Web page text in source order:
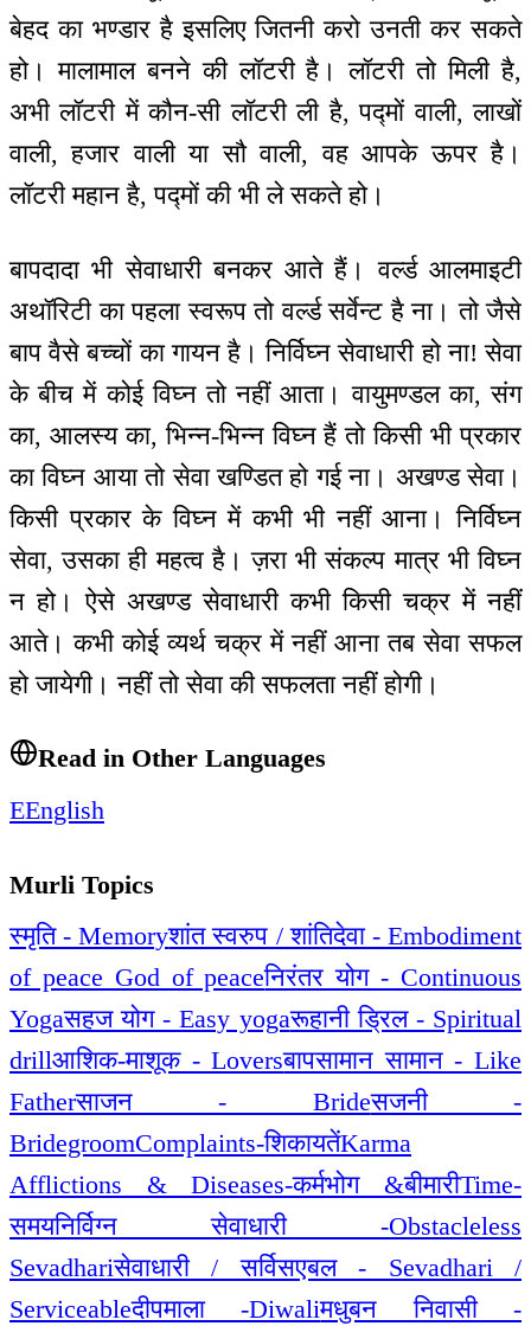
बेहद का भण्डार है इसलिए जितनी करो उनती कर सकते
हो। मालामाल बनने की लॉटरी है। लॉटरी तो मिली है,
अभी लॉटरी में कौन-सी लॉटरी ली है, पद्मों वाली, लाखों
वाली, हजार वाली या सौ वाली, वह आपके ऊपर है।
लॉटरी महान है, पद्मों की भी ले सकते हो।
बापदादा भी सेवाधारी बनकर आते हैं। वर्ल्ड आलमाइटी
अथॉरिटी का पहला स्वरूप तो वर्ल्ड सर्वेन्ट है ना। तो जैसे
बाप वैसे बच्चों का गायन है। निर्विघ्न सेवाधारी हो ना! सेवा
के बीच में कोई विघ्न तो नहीं आता। वायुमण्डल का, संग
का, आलस्य का, भिन्न-भिन्न विघ्न हैं तो किसी भी प्रकार
का विघ्न आया तो सेवा खण्डित हो गई ना। अखण्ड सेवा।
किसी प्रकार के विघ्न में कभी भी नहीं आना। निर्विघ्न
सेवा, उसका ही महत्व है। ज़रा भी संकल्प मात्र भी विघ्न
न हो। ऐसे अखण्ड सेवाधारी कभी किसी चक्र में नहीं
आते। कभी कोई व्यर्थ चक्र में नहीं आना तब सेवा सफल
हो जायेगी। नहीं तो सेवा की सफलता नहीं होगी।
Read in Other Languages
EEnglish
Murli Topics
स्मृति - Memoryशांत स्वरुप / शांतिदेवा - Embodiment
of peace God of peaceनिरंतर योग - Continuous
Yogaसहज योग - Easy yogaरूहानी ड्रिल - Spiritual
drillआशिक-माशूक - Loversबापसामान सामान - Like
Fatherसाजन - Brideसजनी -
BridegroomComplaints-शिकायतेंKarma
Afflictions & Diseases-कर्मभोग &बीमारीTime-
समयनिर्विग्न सेवाधारी -Obstacleless
Sevadhariसेवाधारी / सर्विसएबल - Sevadhari /
Serviceableदीपमाला -Diwaliमधुबन निवासी -